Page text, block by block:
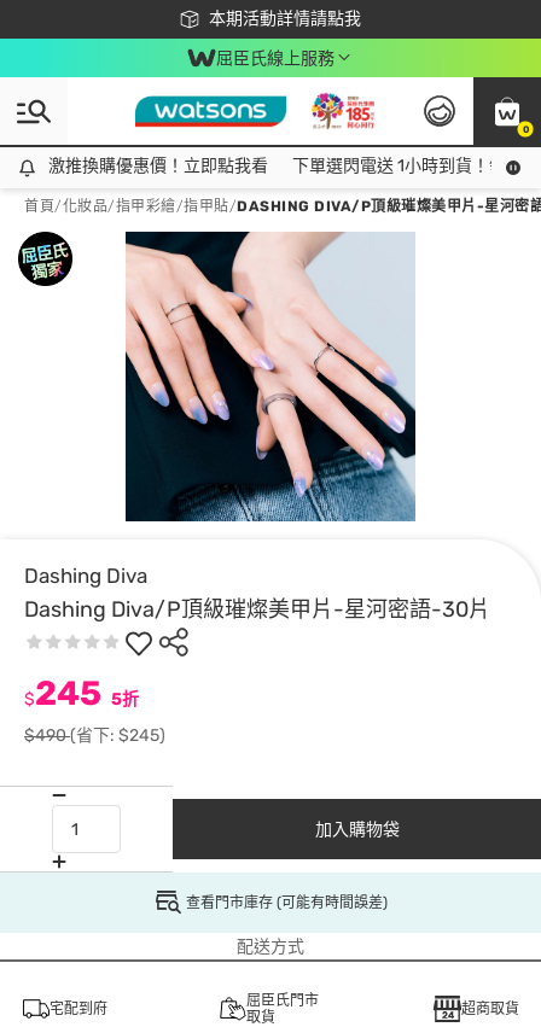
本期活動詳情請點我
下載app最高回饋$350
屈臣氏線上服務
0
激推換購優惠價！立即點我看
激推換購優惠價！立即點我看 下單選閃電送 1小時到貨！領神
首頁/化妝品/指甲彩繪/指甲貼/DASHING DIVA/P頂級璀燦美甲片-星河密
Dashing Diva
Dashing Diva/P頂級璀燦美甲片-星河密語-30片
$245 5折
$490(省下: $245)
加入購物袋
查看門市庫存 (可能有時間誤差)
配送方式
宅配到府
屈臣氏門市
取貨
超商取貨